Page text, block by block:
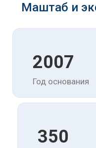
Маштаб и
2007
Год основания
350